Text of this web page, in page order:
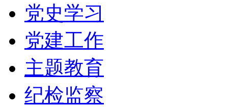
党史学习
党建工作
主题教育
纪检监察